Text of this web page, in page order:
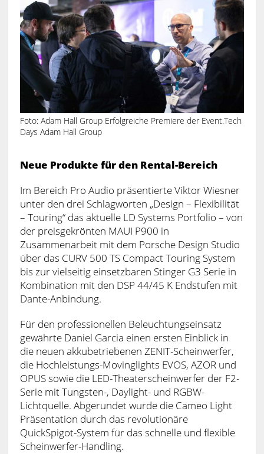
Foto: Adam Hall Group Erfolgreiche Premiere der Event.Tech
Days Adam Hall Group
Neue Produkte für den Rental-Bereich
Im Bereich Pro Audio präsentierte Viktor Wiesner
unter den drei Schlagworten „Design – Flexibilität
– Touring“ das aktuelle LD Systems Portfolio – von
der preisgekrönten MAUI P900 in
Zusammenarbeit mit dem Porsche Design Studio
über das CURV 500 TS Compact Touring System
bis zur vielseitig einsetzbaren Stinger G3 Serie in
Kombination mit den DSP 44/45 K Endstufen mit
Dante-Anbindung.
Für den professionellen Beleuchtungseinsatz
gewährte Daniel Garcia einen ersten Einblick in
die neuen akkubetriebenen ZENIT-Scheinwerfer,
die Hochleistungs-Movinglights EVOS, AZOR und
OPUS sowie die LED-Theaterscheinwerfer der F2-
Serie mit Tungsten-, Daylight- und RGBW-
Lichtquelle. Abgerundet wurde die Cameo Light
Präsentation durch das revolutionäre
QuickSpigot-System für das schnelle und flexible
Scheinwerfer-Handling.